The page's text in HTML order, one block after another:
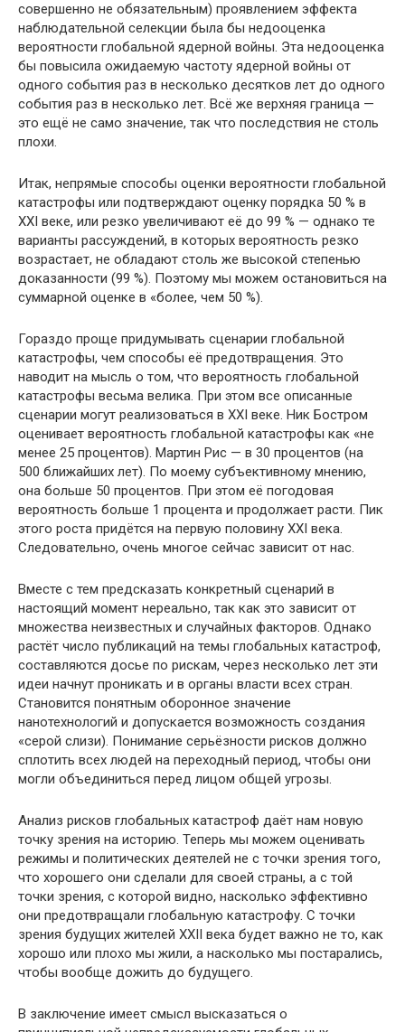
совершенно не обязательным) проявлением эффекта
наблюдательной селекции была бы недооценка
вероятности глобальной ядерной войны. Эта недооценка
бы повысила ожидаемую частоту ядерной войны от
одного события раз в несколько десятков лет до одного
события раз в несколько лет. Всё же верхняя граница —
это ещё не само значение, так что последствия не столь
плохи.
Итак, непрямые способы оценки вероятности глобальной
катастрофы или подтверждают оценку порядка 50 % в
XXI веке, или резко увеличивают её до 99 % — однако те
варианты рассуждений, в которых вероятность резко
возрастает, не обладают столь же высокой степенью
доказанности (99 %). Поэтому мы можем остановиться на
суммарной оценке в «более, чем 50 %).
Гораздо проще придумывать сценарии глобальной
катастрофы, чем способы её предотвращения. Это
наводит на мысль о том, что вероятность глобальной
катастрофы весьма велика. При этом все описанные
сценарии могут реализоваться в XXI веке. Ник Бостром
оценивает вероятность глобальной катастрофы как «не
менее 25 процентов). Мартин Рис — в 30 процентов (на
500 ближайших лет). По моему субъективному мнению,
она больше 50 процентов. При этом её погодовая
вероятность больше 1 процента и продолжает расти. Пик
этого роста придётся на первую половину XXI века.
Следовательно, очень многое сейчас зависит от нас.
Вместе с тем предсказать конкретный сценарий в
настоящий момент нереально, так как это зависит от
множества неизвестных и случайных факторов. Однако
растёт число публикаций на темы глобальных катастроф,
составляются досье по рискам, через несколько лет эти
идеи начнут проникать и в органы власти всех стран.
Становится понятным оборонное значение
нанотехнологий и допускается возможность создания
«серой слизи). Понимание серьёзности рисков должно
сплотить всех людей на переходный период, чтобы они
могли объединиться перед лицом общей угрозы.
Анализ рисков глобальных катастроф даёт нам новую
точку зрения на историю. Теперь мы можем оценивать
режимы и политических деятелей не с точки зрения того,
что хорошего они сделали для своей страны, а с той
точки зрения, с которой видно, насколько эффективно
они предотвращали глобальную катастрофу. С точки
зрения будущих жителей XXII века будет важно не то, как
хорошо или плохо мы жили, а насколько мы постарались,
чтобы вообще дожить до будущего.
В заключение имеет смысл высказаться о